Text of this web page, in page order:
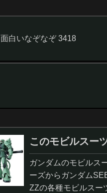
面白いなぞなぞ 3418
このモビルスー
ガンダムのモビルス
ーズからガンダム
ZZの各種モビルスー